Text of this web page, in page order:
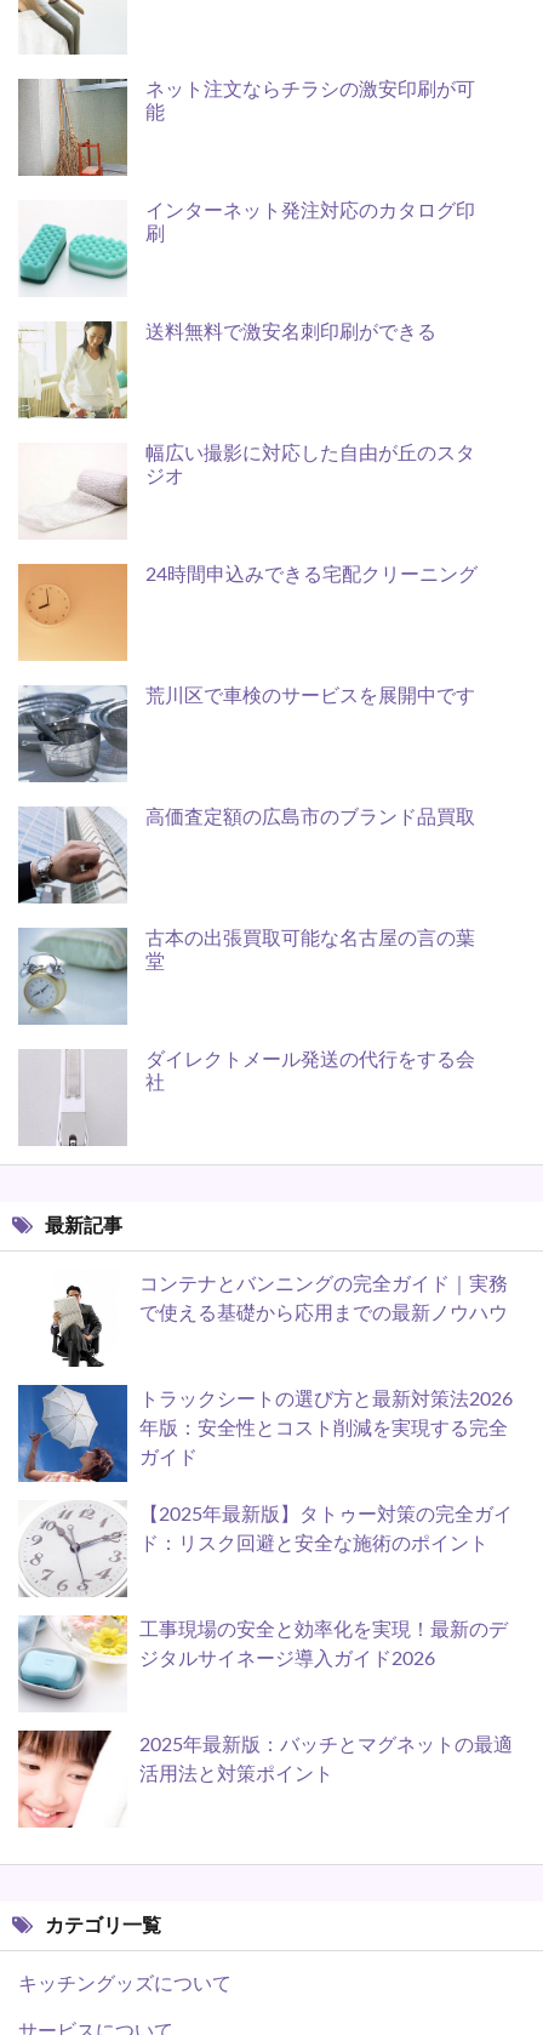
ネット注文ならチラシの激安印刷が可
能
インターネット発注対応のカタログ印
刷
送料無料で激安名刺印刷ができる
幅広い撮影に対応した自由が丘のスタ
ジオ
24時間申込みできる宅配クリーニング
荒川区で車検のサービスを展開中です
高価査定額の広島市のブランド品買取
古本の出張買取可能な名古屋の言の葉
堂
ダイレクトメール発送の代行をする会
社
最新記事
コンテナとバンニングの完全ガイド｜実務
で使える基礎から応用までの最新ノウハウ
トラックシートの選び方と最新対策法2026
年版：安全性とコスト削減を実現する完全
ガイド
【2025年最新版】タトゥー対策の完全ガイ
ド：リスク回避と安全な施術のポイント
工事現場の安全と効率化を実現！最新のデ
ジタルサイネージ導入ガイド2026
2025年最新版：バッチとマグネットの最適
活用法と対策ポイント
カテゴリ一覧
キッチングッズについて